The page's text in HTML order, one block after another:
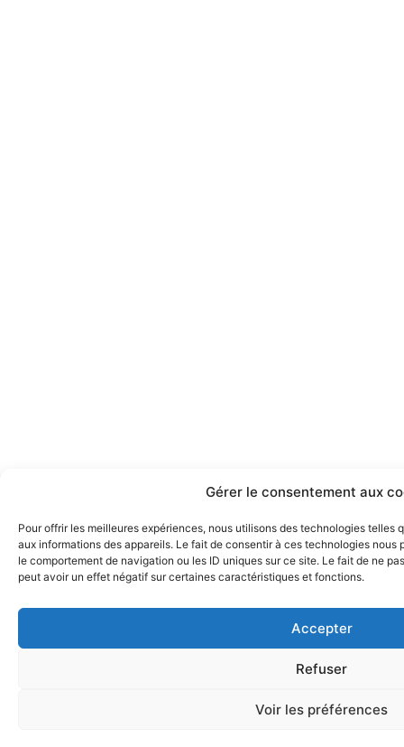
Gérer le consentement aux
Pour offrir les meilleures expériences, nous utilisons des technologies
aux informations des appareils. Le fait de consentir à ces technologies nous
le comportement de navigation ou les ID uniques sur ce site. Le fait de ne
peut avoir un effet négatif sur certaines caractéristiques et fonctions.
Accepter
Refuser
Voir les préférences